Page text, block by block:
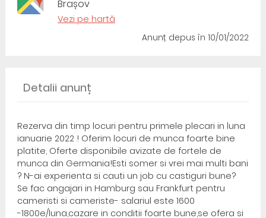
Brașov
Vezi pe hartă
Anunț depusîn 10/01/2022
Detalii anunț
Rezerva din timp locuri pentru primele plecari in luna
ianuarie 2022 ! Oferim locuri de munca foarte bine
platite, Oferte disponibile avizate de fortele de
munca din Germania!Esti somer si vrei mai multi bani
? N-ai experienta si cauti un job cu castiguri bune?
Se fac angajari in Hamburg sau Frankfurt pentru
cameristi si cameriste- salariul este 1600
-1800e/luna,cazare in conditii foarte bune,se ofera si